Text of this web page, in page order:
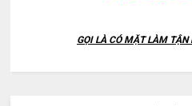
GỌI LÀ CÓ MẶT LÀM TẬN